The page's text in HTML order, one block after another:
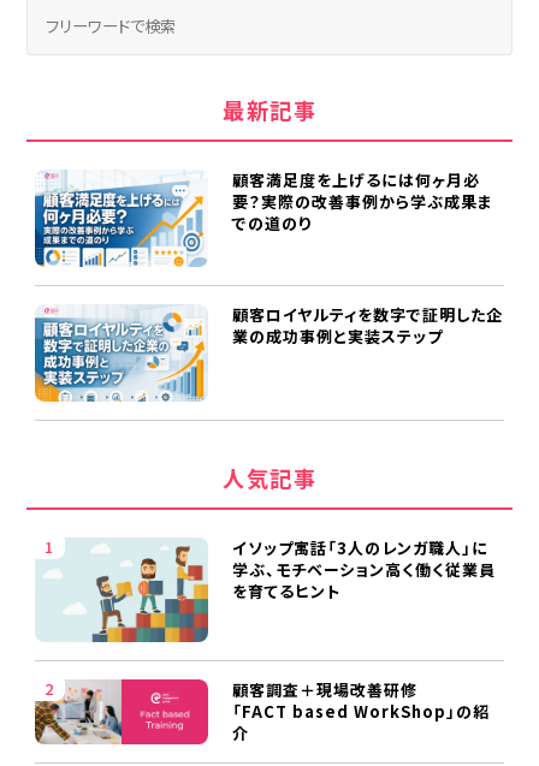
最新記事
顧客満足度を上げるには何ヶ月必
要？実際の改善事例から学ぶ成果ま
での道のり
顧客ロイヤルティを数字で証明した企
業の成功事例と実装ステップ
人気記事
イソップ寓話「3人のレンガ職人」に
学ぶ、モチベーション高く働く従業員
を育てるヒント
顧客調査＋現場改善研修
「FACT based WorkShop」の紹
介